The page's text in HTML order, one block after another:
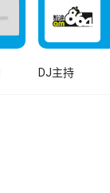
DJ主持